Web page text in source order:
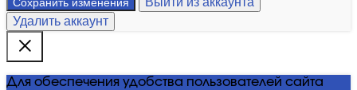
Сохранить изменения
Удалить аккаунт
Для обеспечения удобства пользователей сайта